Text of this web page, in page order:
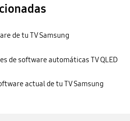
de tu TV Samsung
de software automáticas TV QLED
actual de tu TV Samsung